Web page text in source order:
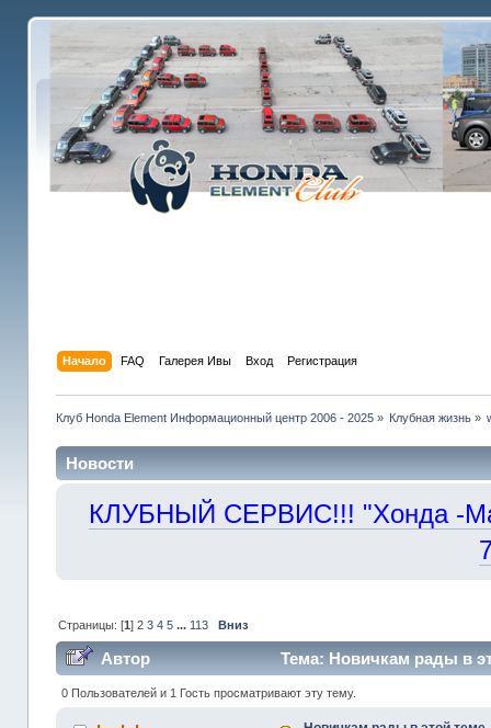
Начало FAQ Галерея Ивы Вход Регистрация
Клуб Honda Element Информационный центр 2006 - 2025» Клубная жизнь »
Новости
КЛУБНЫЙ СЕРВИС!!! "Хонда -
Страницы: [1] 2 3 4 5 ... 113 Вниз
Автор Тема: Новичкам рады в
0 Пользователей и 1 Гость просматривают эту тему.